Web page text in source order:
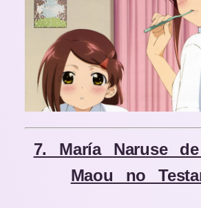
7. María Naruse
Maou no